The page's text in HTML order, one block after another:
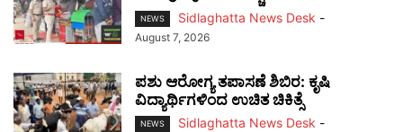
NEWS Sidlaghatta News Desk -
August 7, 2026
ಪಶು ಆರೋಗ್ಯ ತಪಾಸಣೆ ಶಿಬಿರ: ಕೃಷಿ
ವಿದ್ಯಾರ್ಥಿಗಳಿಂದ ಉಚಿತ ಚಿಕಿತ್ಸೆ
NEWS Sidlaghatta News Desk -